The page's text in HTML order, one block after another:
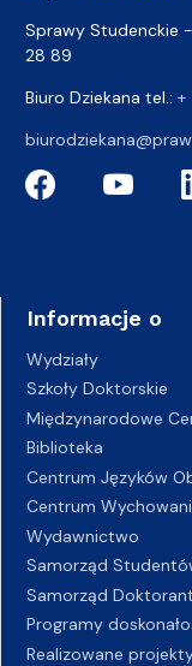
Sprawy Studenckie
28 89
Biuro Dziekana tel.: +
Informacje o
Wydziały
Szkoły Doktorskie
Międzynarodowe
Biblioteka
Centrum Języków
Centrum
Wydawnictwo
Samorząd
Samorząd
Programy
Realizowane